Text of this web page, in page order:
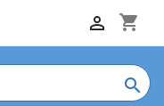
shopping_cart

